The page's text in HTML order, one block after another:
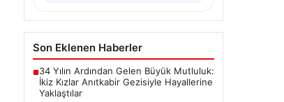
Son Eklenen Haberler
■34 Yılın Ardından Gelen Büyük Mutluluk:
İkiz Kızlar Anıtkabir Gezisiyle Hayallerine
Yaklaştılar